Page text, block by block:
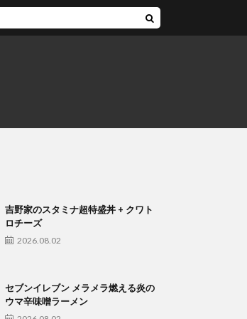
吉野家のスタミナ超特盛丼 + クワト
ロチーズ
2026.08.02
セブンイレブン メラメラ燃える炎の
ウマ辛味噌ラーメン